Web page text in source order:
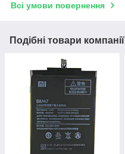
Всі умови повернення
Подібні товари компанії